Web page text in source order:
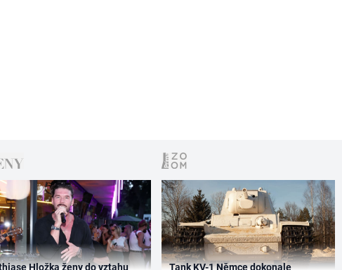
Hložka ženy do vztahu Tank KV-1 Němce dokonale